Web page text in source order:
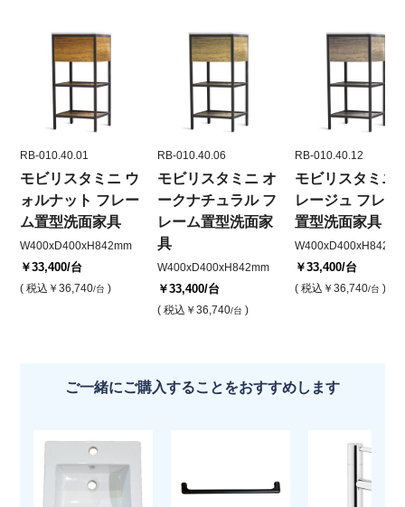
RB-010.40.01
モビリスタミニ ウ
ォルナット フレー
ム置型洗面家具
W400xD400xH842mm
￥33,400/台
( 税込 ￥36,740/台 )
RB-010.40.06
モビリスタミニ オ
ークナチュラル フ
レーム置型洗面家
具
W400xD400xH842mm
￥33,400/台
( 税込 ￥36,740/台 )
RB-010.40.12
モビリスタミニ
レージュ フレー
置型洗面家具
W400xD400xH842
￥33,400/台
( 税込 ￥36,740/台 )
ご一緒にご購入することをおすすめします